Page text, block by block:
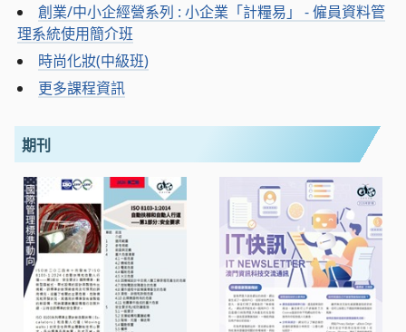
創業/中小企經營系列 : 小企業「計糧易」 - 僱員資料管
理系統使用簡介班
時尚化妝(中級班)
更多課程資訊
期刊